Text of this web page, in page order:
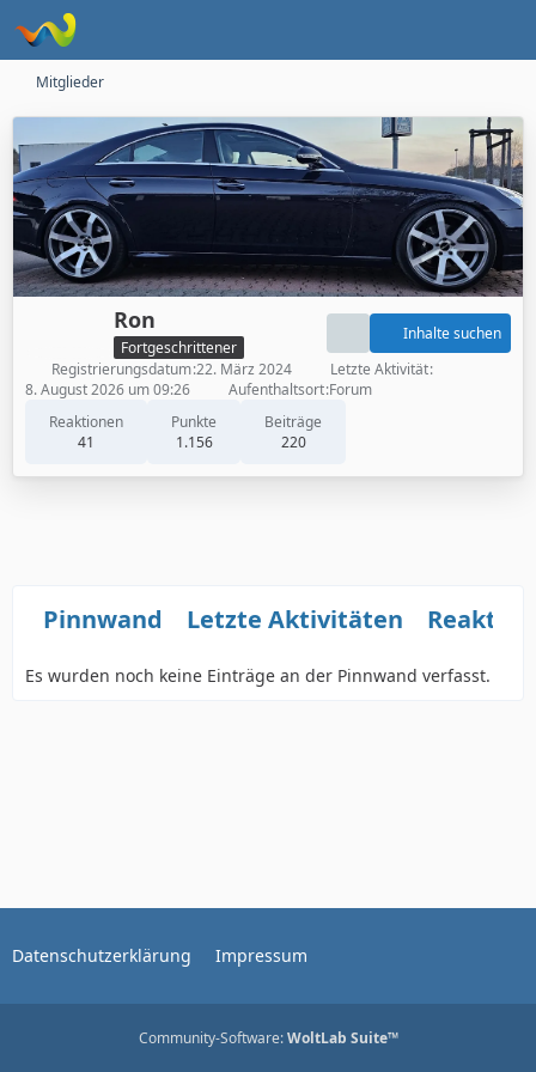
Mitglieder
Ron
Fortgeschrittener
Reaktionen
41
Punkte
1.156
Beiträge
220
Inhalte suchen
Registrierungsdatum 22. März 2024
Letzte Aktivität
8. August 2026 um 09:26
Aufenthaltsort Forum
Pinnwand Letzte Aktivitäten
Es wurden noch keine Einträge an der Pinnwand verfasst.
Datenschutzerklärung Impressum
Community-Software:WoltLab Suite™